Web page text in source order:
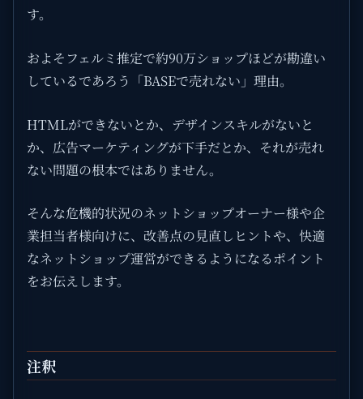
す。
およそフェルミ推定で約90万ショップほどが勘違い
しているであろう「BASEで売れない」理由。
HTMLができないとか、デザインスキルがないと
か、広告マーケティングが下手だとか、それが売れ
ない問題の根本ではありません。
そんな危機的状況のネットショップオーナー様や企
業担当者様向けに、改善点の見直しヒントや、快適
なネットショップ運営ができるようになるポイント
をお伝えします。
注釈